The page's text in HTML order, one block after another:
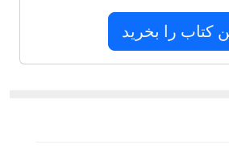
کتاب را بخرید